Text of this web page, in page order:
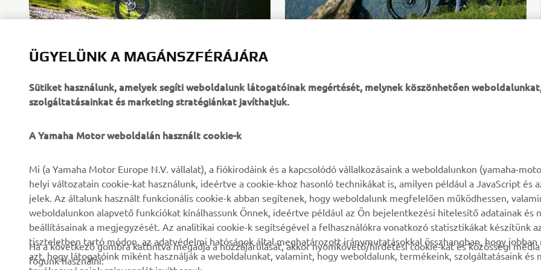
Rólunk
Hírek és Promóciók
Sajtó
eBike rendszerek
Hatóságok
Gyors beavatkozók
Yamaha Music
Yamaha Racing
Yamaha Motor Global
Alkatrész katalógus
Karbantartásra vonatkozó
foglalás
Márkakereskedő kereső
ÜGYELÜNK A MAGÁNSZFÉRÁJÁRA
Sütiket használunk, amelyek segíti weboldalunk látogatóinak megértését, melynek köszönhetően
szolgáltatásainkat és marketing stratégiánkat javíthatjuk.
A Yamaha Motor weboldalán használt cookie-k
Mi (a Yamaha Motor Europe N.V. vállalat), a fiókirodáink és a kapcsolódó vállalkozásaink a weboldalunkon (yamaha-
helyi változatain cookie-kat használunk, ideértve a cookie-khoz hasonló technikákat is, amilyen például a JavaScript és
jelek. Az általunk használt funkcionális cookie-k abban segítenek, hogy weboldalunk megfelelően működhessen,
weboldalunkon alapvető funkciókat kínálhassunk Önnek, ideértve például az Ön bejelentkezési hitelesítő adatainak és
beállításainak a megjegyzését. Az analitikai cookie-k segítségével a felhasználókra vonatkozó statisztikákat készítünk
tiszteletben tartó módon, az adatvédelmi hatóságok által meghatározott iránymutatásokkal összhangban, hogy jobban
azt, hogy látogatóink miként használják a weboldalunkat, valamint, hogy weboldalunk, termékeink, szolgáltatásaink és
Ha a következő gombra kattintva megadja a hozzájárulását, akkor nyomkövető/hirdetési cookie-kat és közösségi
fogunk használni: